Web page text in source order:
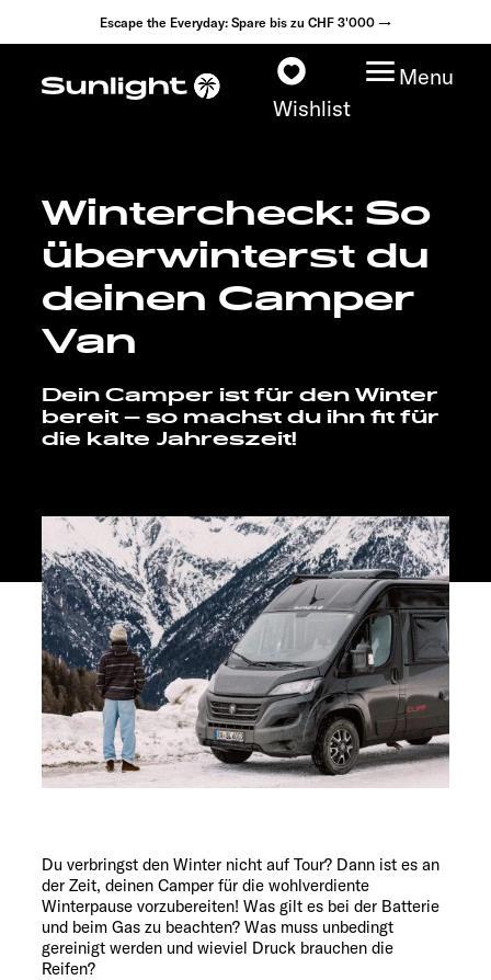
Escape the Everyday: Spare bis zu CHF 3'000 →
Wishlist
Menu
Modelle
Konfigurator
Fahrzeugfinder
Händlersuche
Service
Wintercheck: So
überwinterst du
deinen Camper
Van
Dein Camper ist für den Winter
bereit – so machst du ihn fit für
die kalte Jahreszeit!
Du verbringst den Winter nicht auf Tour? Dann ist es an
der Zeit, deinen Camper für die wohlverdiente
Winterpause vorzubereiten! Was gilt es bei der Batterie
und beim Gas zu beachten? Was muss unbedingt
gereinigt werden und wieviel Druck brauchen die
Reifen?